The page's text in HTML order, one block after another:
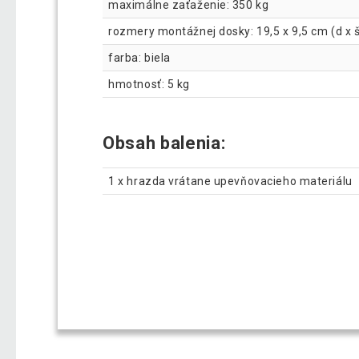
maximálne zaťaženie: 350 kg
rozmery montážnej dosky: 19,5 x 9,5 cm (d x
farba: biela
hmotnosť: 5 kg
Obsah balenia:
1 x hrazda vrátane upevňovacieho materiálu